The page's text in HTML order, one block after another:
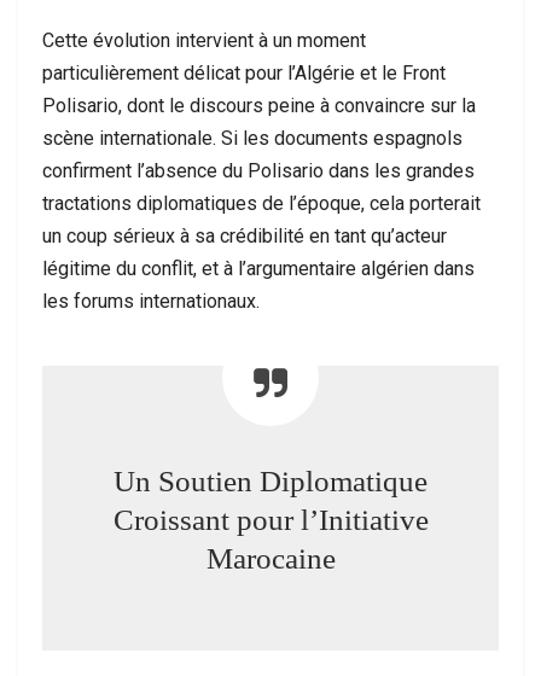
Cette évolution intervient à un moment
particulièrement délicat pour l’Algérie et le Front
Polisario, dont le discours peine à convaincre sur la
scène internationale. Si les documents espagnols
confirment l’absence du Polisario dans les grandes
tractations diplomatiques de l’époque, cela porterait
un coup sérieux à sa crédibilité en tant qu’acteur
légitime du conflit, et à l’argumentaire algérien dans
les forums internationaux.
Un Soutien Diplomatique
Croissant pour l’Initiative
Marocaine